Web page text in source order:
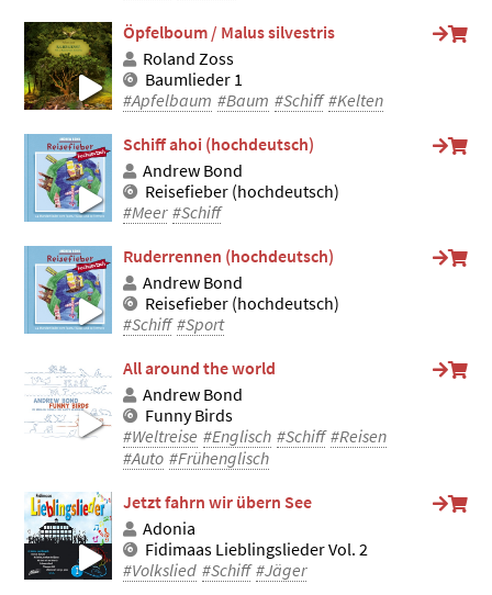
Öpfelboum / Malus silvestris
Roland Zoss
Baumlieder 1
#Apfelbaum #Baum #Schiff #Kelten
Schiff ahoi (hochdeutsch)
Andrew Bond
Reisefieber (hochdeutsch)
#Meer #Schiff
Ruderrennen (hochdeutsch)
Andrew Bond
Reisefieber (hochdeutsch)
#Schiff #Sport
All around the world
Andrew Bond
Funny Birds
#Weltreise #Englisch #Schiff #Reisen
#Auto #Frühenglisch
Jetzt fahrn wir übern See
Adonia
Fidimaas Lieblingslieder Vol. 2
#Volkslied #Schiff #Jäger